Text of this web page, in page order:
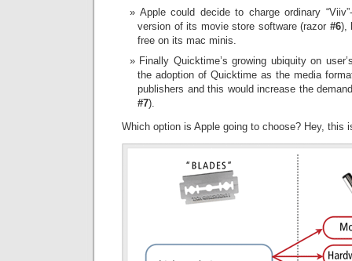
Apple could decide to charge ordinary
version of its movie store software (razor #6),
free on its mac minis.
Finally Quicktime’s growing ubiquity on
the adoption of Quicktime as the media
publishers and this would increase the
#7).
Which option is Apple going to choose? Hey, this